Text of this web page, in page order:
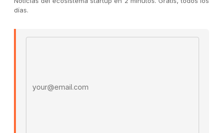
Publicidad
Es La Hora de Aprender ↗
días.